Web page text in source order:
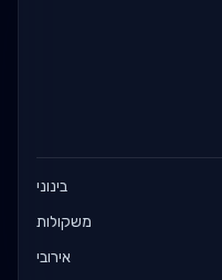
בינוני
משקולות
אירובי